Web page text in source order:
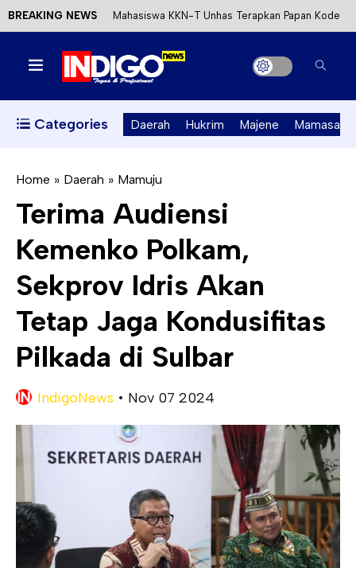
BREAKING NEWS Mahasiswa KKN-T Unhas Terapkan Papan Kode
Etik Wisata di Pantai Lawere Desa Lotang Salo
Satu DPO Pengeroyokan SPBU Tapalang
Ditangkap, Satu Lagi Kabur ke Kalimantan
Perizinan Air Tanah melalui Aplikasi SAPO
Kecewa Kapolresta Absen, APPK Mamuju
Soroti Kejanggalan Kasus Tambang Emas Ilegal
Categories Daerah Hukrim Majene Mamasa
Home » Daerah » Mamuju
Terima Audiensi
Kemenko Polkam,
Sekprov Idris Akan
Tetap Jaga Kondusifitas
Pilkada di Sulbar
IndigoNews • Nov 07 2024